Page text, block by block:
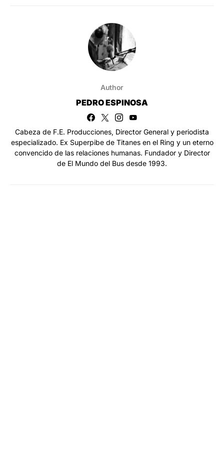
Author
PEDRO ESPINOSA
Cabeza de F.E. Producciones, Director General y periodista
especializado. Ex Superpibe de Titanes en el Ring y un eterno
convencido de las relaciones humanas. Fundador y Director
de El Mundo del Bus desde 1993.